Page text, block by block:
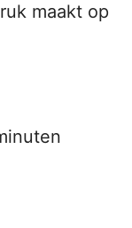
maakt op